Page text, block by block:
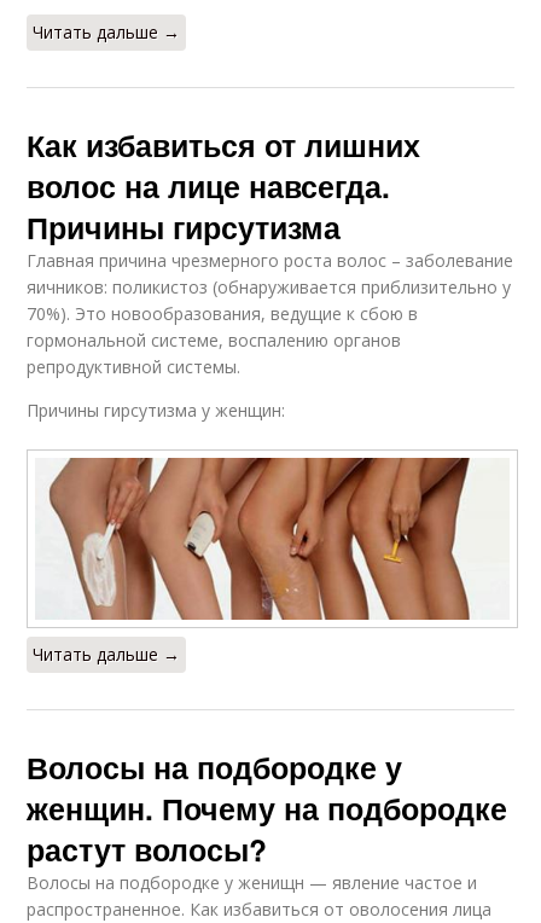
Читать дальше →
Как избавиться от лишних
волос на лице навсегда.
Причины гирсутизма
Главная причина чрезмерного роста волос – заболевание
яичников: поликистоз (обнаруживается приблизительно у
70%). Это новообразования, ведущие к сбою в
гормональной системе, воспалению органов
репродуктивной системы.
Причины гирсутизма у женщин:
Читать дальше →
Волосы на подбородке у
женщин. Почему на подбородке
растут волосы?
Волосы на подбородке у женищн — явление частое и
распространенное. Как избавиться от оволосения лица